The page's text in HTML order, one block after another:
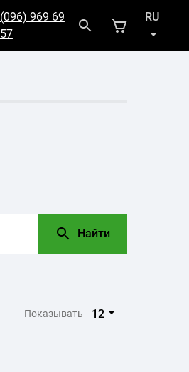
(096) 969 69
57
RU
UK
Найти
Показывать 12